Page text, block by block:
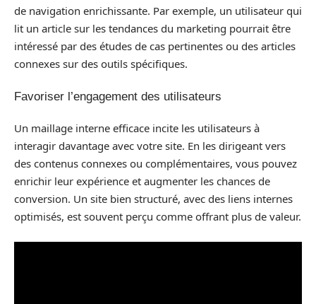
de navigation enrichissante. Par exemple, un utilisateur qui
lit un article sur les tendances du marketing pourrait être
intéressé par des études de cas pertinentes ou des articles
connexes sur des outils spécifiques.
Favoriser l’engagement des utilisateurs
Un maillage interne efficace incite les utilisateurs à
interagir davantage avec votre site. En les dirigeant vers
des contenus connexes ou complémentaires, vous pouvez
enrichir leur expérience et augmenter les chances de
conversion. Un site bien structuré, avec des liens internes
optimisés, est souvent perçu comme offrant plus de valeur.